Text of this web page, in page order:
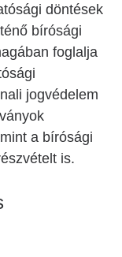
döntések
bírósági
foglalja
jogvédelem
a bírósági
is.